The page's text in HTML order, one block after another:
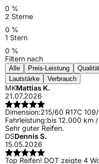
0 %
2 Sterne
0 %
1 Stern
0 %
Filtern nach
Alle Preis-Leistung
Lautstärke
Verbrauch
MKMattias K.
21.07.2026
Dimension:215/60 R17C
Fahrleistung:bis 12.000 km
Sehr guter Reifen.
DSDennis S.
15.05.2026
Top Reifen! DOT zeigte 4